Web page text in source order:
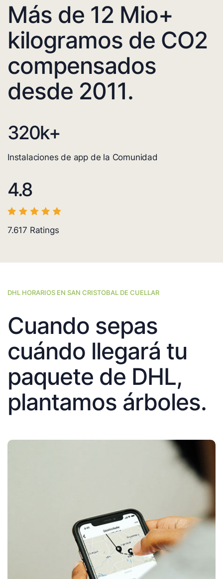
Más de 12 Mio+
kilogramos de CO2
compensados
desde 2011.
320k+
Instalaciones de app de la Comunidad
4.8
7.617 Ratings
DHL HORARIOS EN SAN CRISTOBAL DE CUELLAR
Cuando sepas
cuándo llegará tu
paquete de DHL,
plantamos árboles.